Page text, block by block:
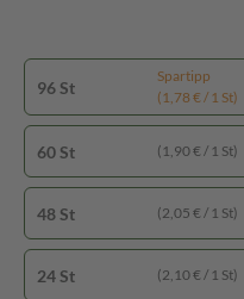
96 St
Spartipp
(1,78 € / 1 St)
60 St (1,90 € / 1 St)
48 St (2,05 € / 1 St)
24 St (2,10 € / 1 St)